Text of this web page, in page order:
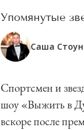
Упомянутые
Саша Стоун
Спортсмен и
шоу «Выжить в
вскоре после